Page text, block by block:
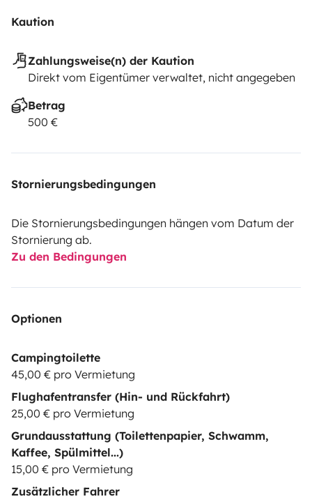
Kaution
Zahlungsweise(n) der Kaution
Direkt vom Eigentümer verwaltet, nicht angegeben
Betrag
500 €
Stornierungsbedingungen
Die Stornierungsbedingungen hängen vom Datum der
Stornierung ab.
Zu den Bedingungen
Optionen
Campingtoilette
45,00 € pro Vermietung
Flughafentransfer (Hin- und Rückfahrt)
25,00 € pro Vermietung
Grundausstattung (Toilettenpapier, Schwamm,
Kaffee, Spülmittel...)
15,00 € pro Vermietung
Zusätzlicher Fahrer